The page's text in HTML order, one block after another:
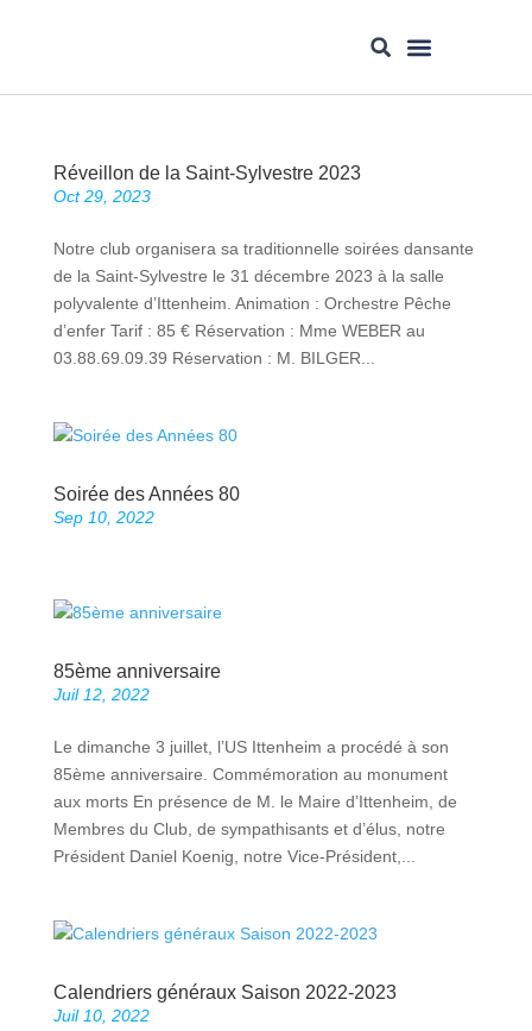
Réveillon de la Saint-Sylvestre 2023
Oct 29, 2023
Notre club organisera sa traditionnelle soirées dansante
de la Saint-Sylvestre le 31 décembre 2023 à la salle
polyvalente d’Ittenheim. Animation : Orchestre Pêche
d’enfer Tarif : 85 € Réservation : Mme WEBER au
03.88.69.09.39 Réservation : M. BILGER...
Soirée des Années 80
Sep 10, 2022
85ème anniversaire
Juil 12, 2022
Le dimanche 3 juillet, l’US Ittenheim a procédé à son
85ème anniversaire. Commémoration au monument
aux morts En présence de M. le Maire d’Ittenheim, de
Membres du Club, de sympathisants et d’élus, notre
Président Daniel Koenig, notre Vice-Président,...
Calendriers généraux Saison 2022-2023
Juil 10, 2022